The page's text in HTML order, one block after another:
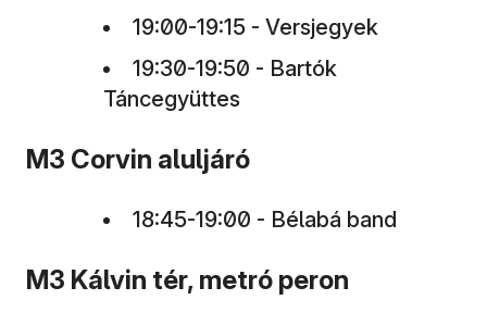
19:00-19:15 - Versjegyek
19:30-19:50 - Bartók
Táncegyüttes
M3 Corvin aluljáró
18:45-19:00 - Bélabá band
M3 Kálvin tér, metró peron